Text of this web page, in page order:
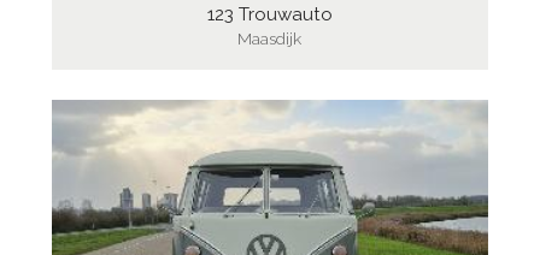
123 Trouwauto
Maasdijk